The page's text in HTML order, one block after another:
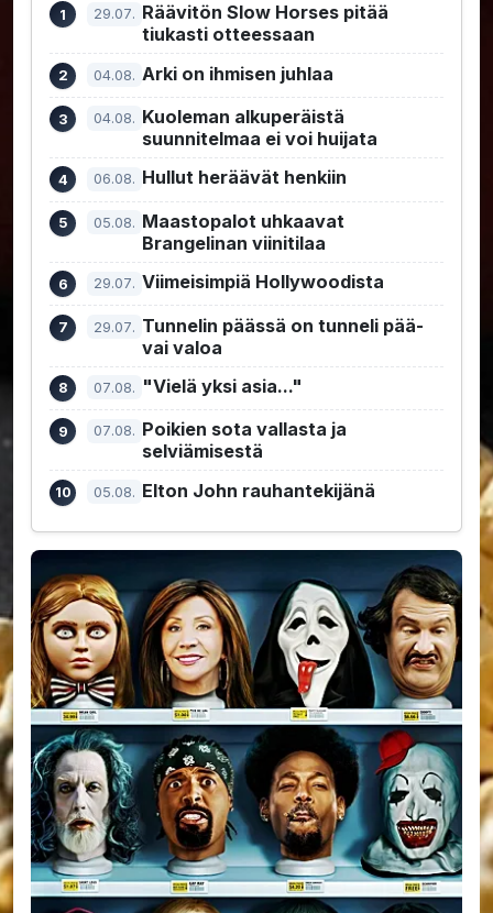
29.07. Räävitön Slow Horses pitää
tiukasti otteessaan
04.08. Arki on ihmisen juhlaa
04.08. Kuoleman alkuperäistä
suunnitelmaa ei voi huijata
06.08. Hullut heräävät henkiin
05.08. Maastopalot uhkaavat
Brangelinan viinitilaa
29.07. Viimeisimpiä Hollywoodista
29.07. Tunnelin päässä on tunneli pää-
vai valoa
07.08. "Vielä yksi asia..."
07.08. Poikien sota vallasta ja
selviämisestä
05.08. Elton John rauhantekijänä